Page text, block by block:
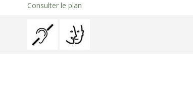
Consulter le plan